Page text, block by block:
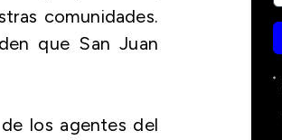
comunidades.
que San Juan
los agentes del